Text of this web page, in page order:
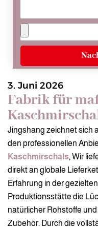
3. Juni 2026
Fabrik für
Jingshang zeichnet sich
den professionellen
Kaschmirschals, Wir
direkt an globale
Erfahrung in der
Produktionsstätte die
natürlicher Rohstoffe
Zubehör. Durch die